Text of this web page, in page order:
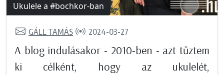
Ukulele a #bochkor-ban
GÁLL TAMÁS 2024-03-27
A blog indulásakor - 2010-ben - azt tűztem
ki célként, hogy az ukulelét,